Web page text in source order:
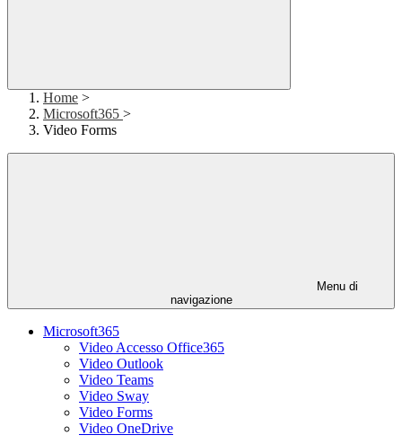
Home >
Microsoft365 >
Video Forms
Menu di
navigazione
Microsoft365
Video Accesso Office365
Video Outlook
Video Teams
Video Sway
Video Forms
Video OneDrive